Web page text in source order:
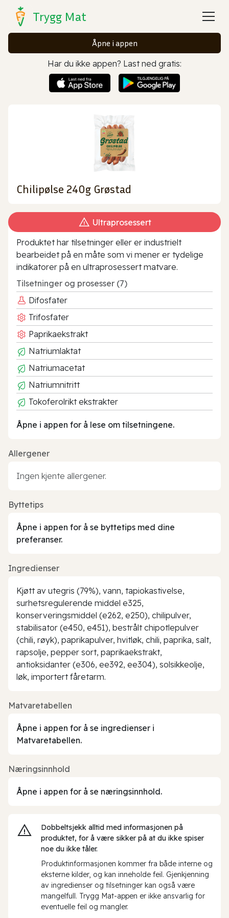
Trygg Mat
Åpne i appen
Har du ikke appen? Last ned gratis:
Chilipølse 240g Grøstad
Ultraprosessert
Produktet har tilsetninger eller er industrielt
bearbeidet på en måte som vi mener er tydelige
indikatorer på en ultraprosessert matvare.
Tilsetninger og prosesser (7)
Difosfater
Trifosfater
Paprikaekstrakt
Natriumlaktat
Natriumacetat
Natriumnitritt
Tokoferolrikt ekstrakter
Åpne i appen for å lese om tilsetningene.
Allergener
Ingen kjente allergener.
Byttetips
Åpne i appen for å se byttetips med dine
preferanser.
Ingredienser
Kjøtt av utegris (79%), vann, tapiokastivelse,
surhetsregulerende middel e325,
konserveringsmiddel (e262, e250), chilipulver,
stabilisator (e450, e451), bestrålt chipotlepulver
(chili, røyk), paprikapulver, hvitløk, chili, paprika, salt,
rapsolje, pepper sort, paprikaekstrakt,
antioksidanter (e306, ee392, ee304), solsikkeolje,
løk, importert fåretarm.
Matvaretabellen
Åpne i appen for å se ingredienser i
Matvaretabellen.
Næringsinnhold
Åpne i appen for å se næringsinnhold.
Dobbeltsjekk alltid med informasjonen på
produktet, for å være sikker på at du ikke spiser
noe du ikke tåler.
Produktinformasjonen kommer fra både interne og
eksterne kilder, og kan inneholde feil. Gjenkjenning
av ingredienser og tilsetninger kan også være
mangelfull. Trygg Mat-appen er ikke ansvarlig for
eventuelle feil og mangler.